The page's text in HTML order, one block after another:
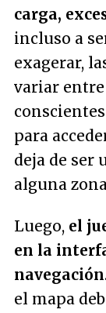
carga,
incluso a
exagerar,
variar
para
deja de ser
alguna
Luego, el
en la
navegación
el mapa